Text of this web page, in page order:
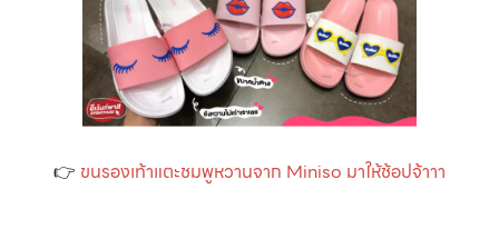
👉 ขนรองเท้าแตะชมพูหวานจาก Miniso มาให้ช้อปจ้าาา